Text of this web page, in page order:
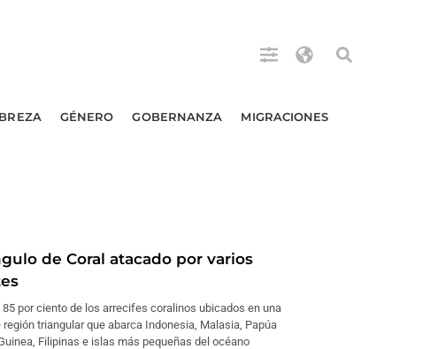
GÉNERO GOBERNANZA MIGRACIONES
de Coral atacado por varios
85 por ciento de los arrecifes coralinos ubicados en una
región triangular que abarca Indonesia, Malasia, Papúa
Filipinas e islas más pequeñas del océano